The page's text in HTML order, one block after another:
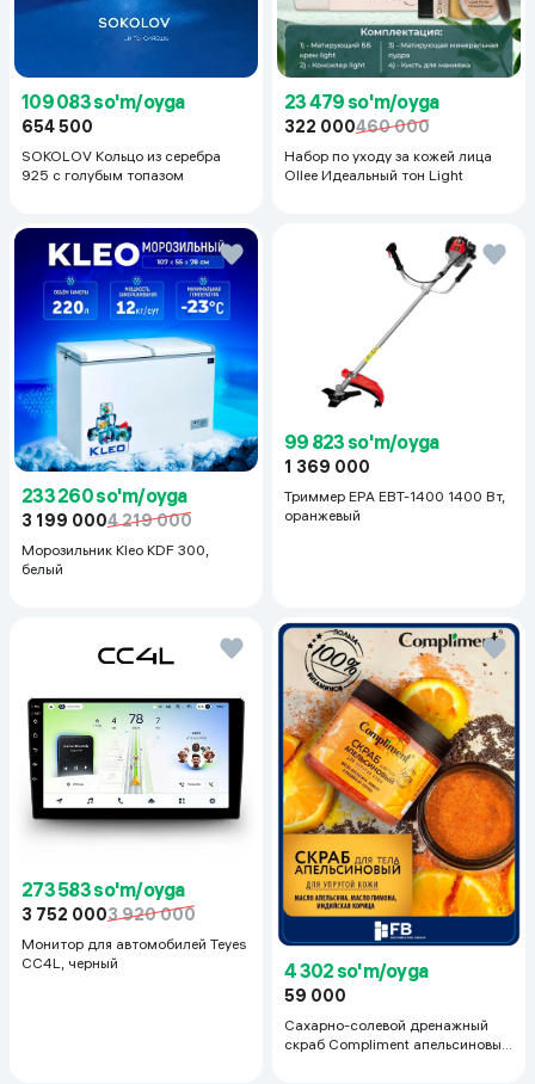
109 083 so'm/oyga
654 500
SOKOLOV Кольцо из серебра
925 с голубым топазом
23 479 so'm/oyga
322 000460 000
Набор по уходу за кожей лица
Ollee Идеальный тон Light
233 260 so'm/oyga
3 199 0004 219 000
Морозильник Kleo KDF 300,
белый
99 823 so'm/oyga
1 369 000
Триммер EPA EBT-1400 1400 Вт,
оранжевый
273 583 so'm/oyga
3 752 0003 920 000
Монитор для автомобилей Teyes
CC4L, черный
4 302 so'm/oyga
59 000
Сахарно-солевой дренажный
скраб Compliment апельсиновый